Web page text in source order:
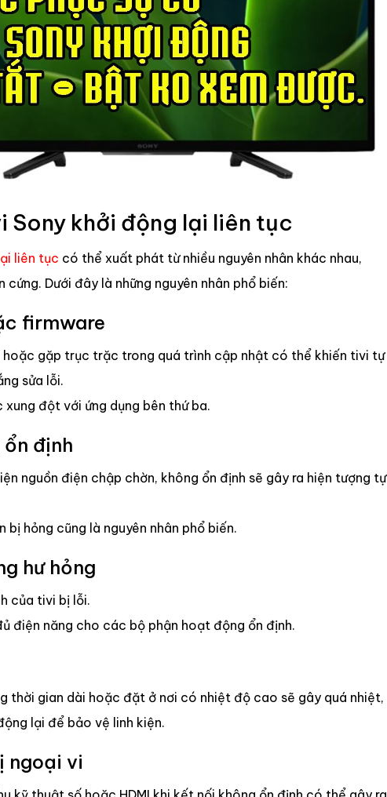
Sony khởi động lại liên tục
liên tục có thể xuất phát từ nhiều nguyên nhân khác nhau,
Dưới đây là những nguyên nhân phổ biến:
firmware
hoặc gặp trục trặc trong quá trình cập nhật có thể khiến tivi tự
sửa lỗi.
xung đột với ứng dụng bên thứ ba.
định
nguồn điện chập chờn, không ổn định sẽ gây ra hiện tượng tự
hỏng cũng là nguyên nhân phổ biến.
hư hỏng
của tivi bị lỗi.
điện năng cho các bộ phận hoạt động ổn định.
thời gian dài hoặc đặt ở nơi có nhiệt độ cao sẽ gây quá nhiệt,
lại để bảo vệ linh kiện.
ngoại vi